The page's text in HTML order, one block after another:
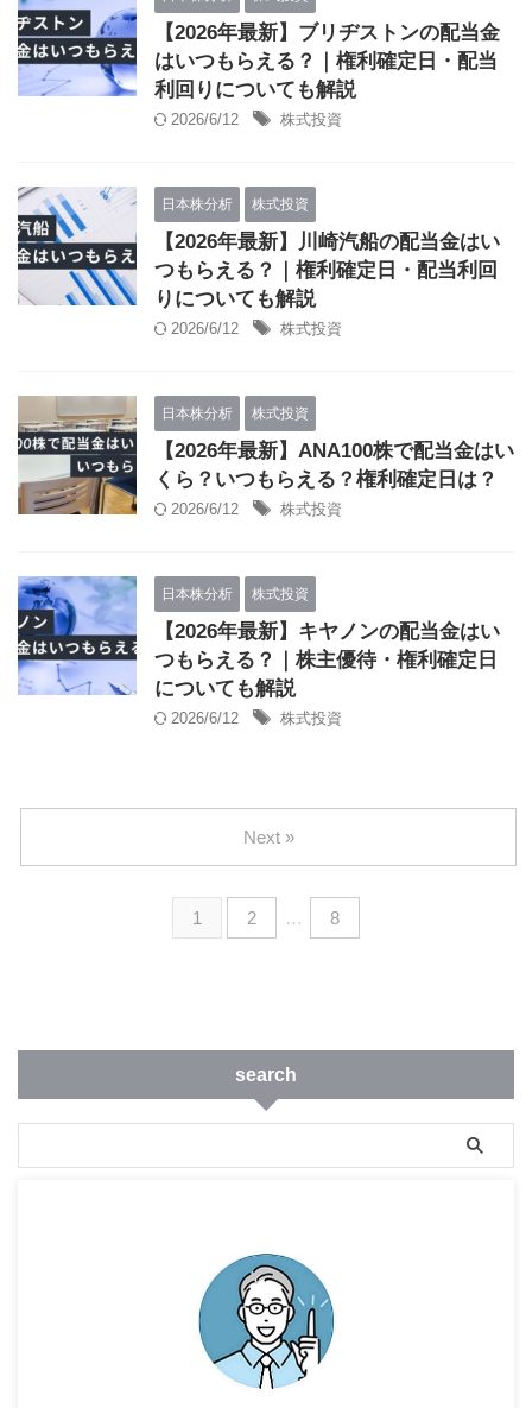
【2026年最新】ブリヂストンの配当金
はいつもらえる？｜権利確定日・配当
利回りについても解説
2026/6/12 株式投資
日本株分析 株式投資
【2026年最新】川崎汽船の配当金はい
つもらえる？｜権利確定日・配当利回
りについても解説
2026/6/12 株式投資
日本株分析 株式投資
【2026年最新】ANA100株で配当金はい
くら？いつもらえる？権利確定日は？
2026/6/12 株式投資
日本株分析 株式投資
【2026年最新】キヤノンの配当金はい
つもらえる？｜株主優待・権利確定日
についても解説
2026/6/12 株式投資
1 2 … 8
Next »
search